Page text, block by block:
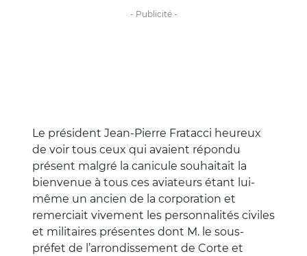
Le président Jean-Pierre Fratacci heureux
de voir tous ceux qui avaient répondu
présent malgré la canicule souhaitait la
bienvenue à tous ces aviateurs étant lui-
même un ancien de la corporation et
remerciait vivement les personnalités civiles
et militaires présentes dont M. le sous-
préfet de l’arrondissement de Corte et